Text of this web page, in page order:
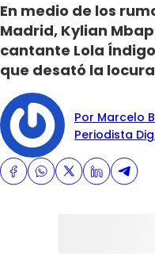
En medio de los
Madrid, Kylian
cantante Lola
que desató la
Por Marcelo
Periodista